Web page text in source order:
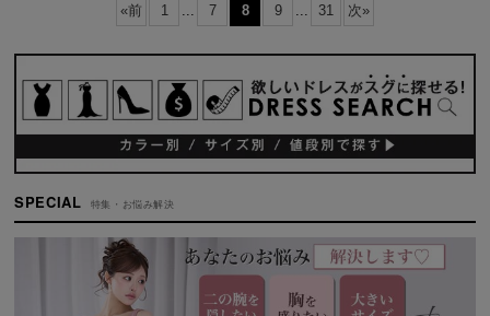
«前 1 7 8 9 31 次»
SPECIAL 特集・お悩み解決